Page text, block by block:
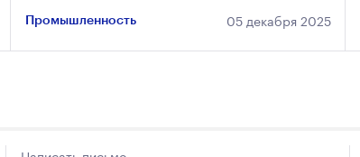
Промышленность 05 декабря 2025